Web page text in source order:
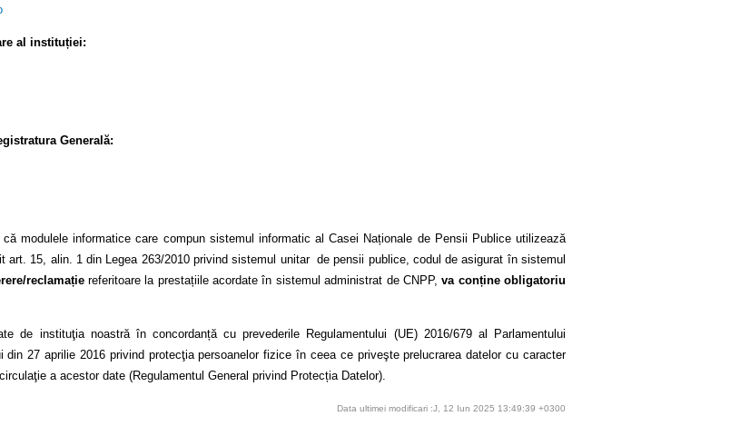
al instituției:
Generală:
modulele informatice care compun sistemul informatic al Casei Naționale de Pensii Publice utilizează
art. 15, alin. 1 din Legea 263/2010 privind sistemul unitar de pensii publice, codul de asigurat în sistemul
reclamațiereferitoare la prestațiile acordate în sistemul administrat de CNPP,va conține obligatoriu
de instituţia noastră în concordanță cu prevederile Regulamentului (UE) 2016/679 al Parlamentului
din 27 aprilie 2016 privind protecţia persoanelor fizice în ceea ce priveşte prelucrarea datelor cu caracter
a acestor date (Regulamentul General privind Protecția Datelor).
Data ultimei modificari :J, 12 Iun 2025 13:49:39 +0300